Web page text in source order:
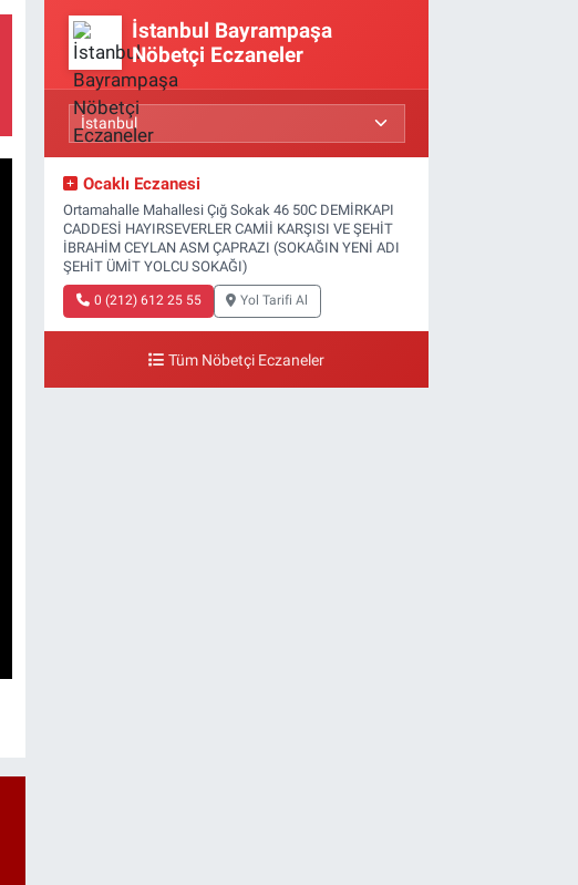
İstanbul Bayrampaşa
Nöbetçi Eczaneler
Ocaklı Eczanesi
Ortamahalle Mahallesi Çığ Sokak 46 50C DEMİRKAPI
CADDESİ HAYIRSEVERLER CAMİİ KARŞISI VE ŞEHİT
İBRAHİM CEYLAN ASM ÇAPRAZI (SOKAĞIN YENİ ADI
ŞEHİT ÜMİT YOLCU SOKAĞI)
0 (212) 612 25 55 Yol Tarifi Al
Tüm Nöbetçi Eczaneler